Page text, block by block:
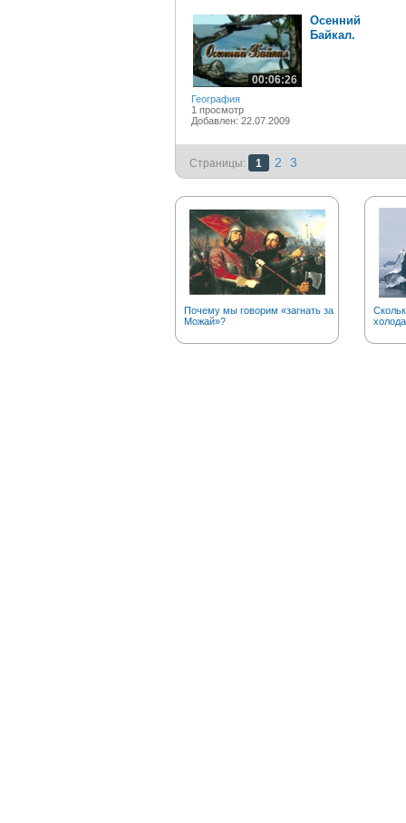
00:06:26
География
1 просмотр
Добавлен: 22.07.2009
Осенний
Байкал.
Страницы: 1 2 3
Почему мы говорим «загнать за
Можай»?